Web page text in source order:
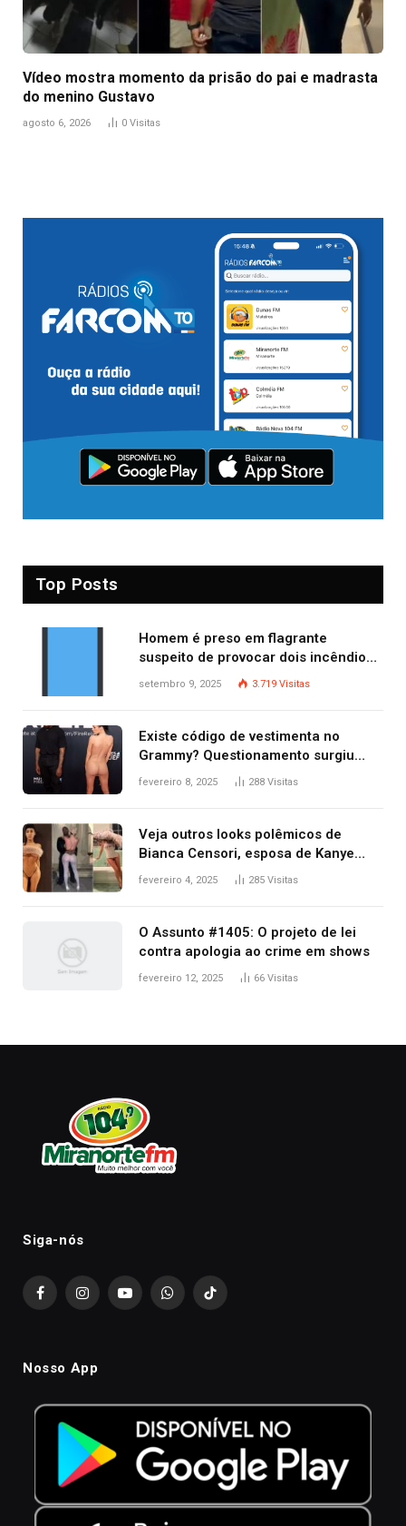
Vídeo mostra momento da prisão do pai e madrasta
do menino Gustavo
agosto 6, 2026 0 Visitas
Top Posts
Homem é preso em flagrante
suspeito de provocar dois incêndios
criminosos no mesmo dia
setembro 9, 2025 3.719 Visitas
Existe código de vestimenta no
Grammy? Questionamento surgiu
após Bianca Censori, mulher de
fevereiro 8, 2025 288 Visitas
Veja outros looks polêmicos de
Bianca Censori, esposa de Kanye
West que apareceu nua no Grammy
fevereiro 4, 2025 285 Visitas
O Assunto #1405: O projeto de lei
contra apologia ao crime em shows
fevereiro 12, 2025 66 Visitas
Siga-nós
FacebookInstagramYouTubeWhatsAppTikTok
Nosso App